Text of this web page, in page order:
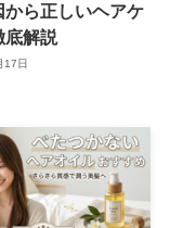
から正しいヘアケ
底解説
17日